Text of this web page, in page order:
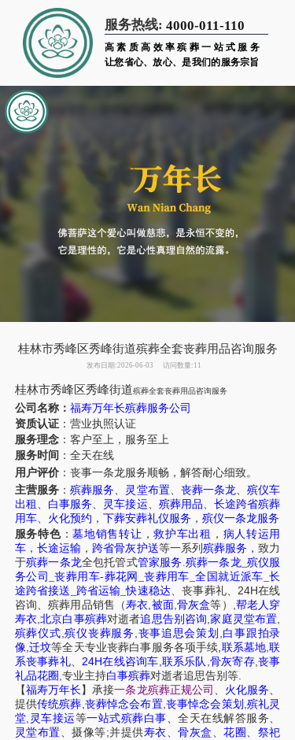
服务热线: 4000-011-110
高素质高效率殡葬一站式服务
让您省心、放心、是我们的服务宗旨
桂林市秀峰区秀峰街道殡葬全套丧葬用品咨询服务
发布日期:2026-06-03 访问数量:11
桂林市秀峰区秀峰街道殡葬全套丧葬用品咨询服务
公司名称： 福寿万年长殡葬服务公司
资质认证：营业执照认证
服务理念：客户至上，服务至上
服务时间 ：全天在线
用户评价：丧事一条龙服务顺畅，解答耐心细致。
主营服务 ：殡葬服务、 灵堂布置、 丧葬一条龙、殡仪车
出租 、 白事服务、 灵车接运、 殡葬用品、 长途跨省殡葬
用车、 火化预约 ， 下葬安葬礼仪服务 ， 殡仪一条龙服务
服务特色：墓地销售转让 ，救护车出租 ， 病人转运用
车， 长途运输 ，跨省骨灰护送等一系列 殡葬服务 ，致力
于殡葬一条龙全包托管式管家服务 .殡葬一条龙_ 殡仪服
务公司
_丧葬用车-葬花网 丧葬用车 全国就近派车 长
途跨省接送 跨省运输 _快速稳达、丧事葬礼、 24H在线
咨询、殡葬用品销售 （寿衣 被面, 骨灰盒等）
帮老人穿
寿衣 ,北京白事殡葬对逝者追思告别咨询 ,家庭灵堂布置
殡葬仪式 殡仪丧葬服务 丧事追思会策划 白事跟拍录
像 迁坟等全天专业丧葬白事服务各项手续 联系墓地 ,联
系丧事葬礼、24H在线咨询车 联系乐队 骨灰寄存, 丧事
礼品花圈 专业主持白事殡葬对逝者追思告别等.
【福寿万年长 】承接一条龙殡葬正规公司 、 火化服务、
提供传统殡葬 丧葬悼念会布置, 丧事悼念会策划 殡礼灵
堂 灵车接运等一站式殡葬白事、全天在线解答服务、
灵堂布置、摄像等;并提供寿衣、骨灰盒 、花圈 、 祭祀